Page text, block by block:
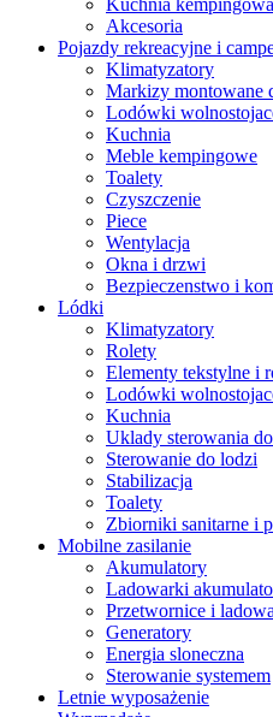
Kuchnia kempingowa
Akcesoria
Pojazdy rekreacyjne i
Klimatyzatory
Markizy montowane
Lodówki
Kuchnia
Meble kempingowe
Toalety
Czyszczenie
Piece
Wentylacja
Okna i drzwi
Bezpieczenstwo i
Lódki
Klimatyzatory
Rolety
Elementy tekstylne i
Lodówki
Kuchnia
Uklady sterowania
Sterowanie do lodzi
Stabilizacja
Toalety
Zbiorniki sanitarne i
Mobilne zasilanie
Akumulatory
Ladowarki
Przetwornice i
Generatory
Energia sloneczna
Sterowanie systemem
Letnie wyposażenie